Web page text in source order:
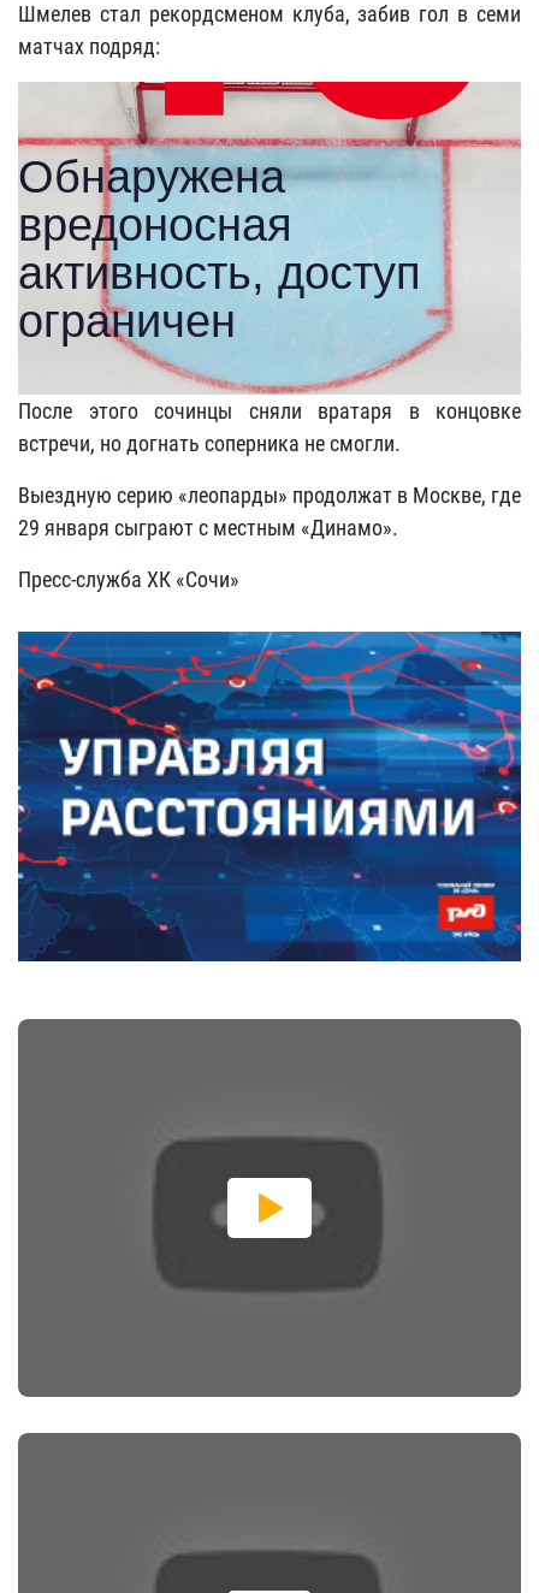
Шмелев стал рекордсменом клуба, забив гол в семи
матчах подряд:
После этого сочинцы сняли вратаря в концовке
встречи, но догнать соперника не смогли.
Выездную серию «леопарды» продолжат в Москве, где
29 января сыграют с местным «Динамо».
Пресс-служба ХК «Сочи»